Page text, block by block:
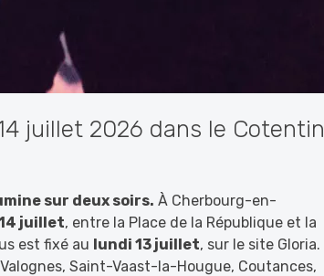
juillet 2026 dans le Cotentin
sur deux soirs. À Cherbourg-en-
juillet, entre la Place de la République et la
est fixé au lundi 13 juillet, sur le site Gloria.
Saint-Vaast-la-Hougue, Coutances,